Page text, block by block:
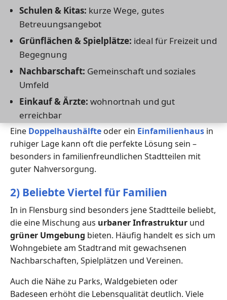
Schulen & Kitas: kurze Wege, gutes
Betreuungsangebot
Grünflächen & Spielplätze: ideal für Freizeit und
Begegnung
Nachbarschaft: Gemeinschaft und soziales
Umfeld
Einkauf & Ärzte: wohnortnah und gut
erreichbar
Eine Doppelhaushälfteoder ein Einfamilienhaus in
ruhiger Lage kann oft die perfekte Lösung sein –
besonders in familienfreundlichen Stadtteilen mit
guter Nahversorgung.
2) Beliebte Viertel für Familien
In in Flensburg sind besonders jene Stadtteile beliebt,
die eine Mischung aus urbaner Infrastruktur und
grüner Umgebung bieten. Häufig handelt es sich um
Wohngebiete am Stadtrand mit gewachsenen
Nachbarschaften, Spielplätzen und Vereinen.
Auch die Nähe zu Parks, Waldgebieten oder
Badeseen erhöht die Lebensqualität deutlich. Viele